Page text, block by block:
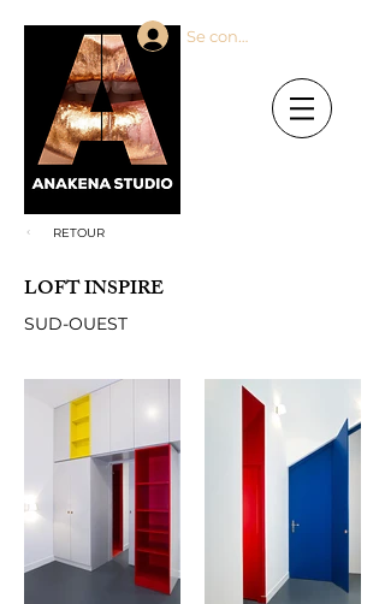
Se connecter
RETOUR
LOFT INSPIRE
SUD-OUEST